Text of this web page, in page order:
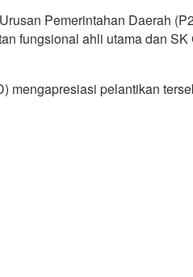
Pemerintahan Daerah
fungsional ahli utama dan
pelantikan